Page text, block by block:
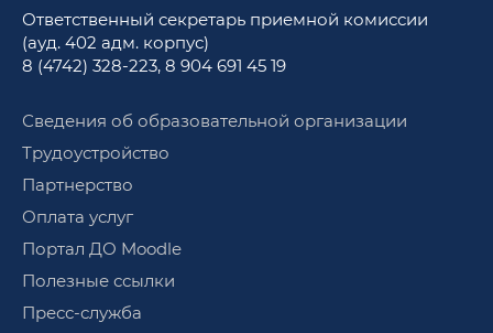
Ответственный секретарь приемной комиссии
(ауд. 402 адм. корпус)
8 (4742) 328-223, 8 904 691 45 19
Сведения об образовательной организации
Трудоустройство
Партнерство
Оплата услуг
Портал ДО Moodle
Полезные ссылки
Пресс-служба